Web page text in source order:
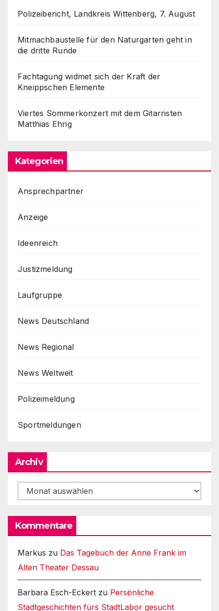
Polizeibericht, Landkreis Wittenberg, 7. August
Mitmachbaustelle für den Naturgarten geht in
die dritte Runde
Fachtagung widmet sich der Kraft der
Kneippschen Elemente
Viertes Sommerkonzert mit dem Gitarristen
Matthias Ehrig
Kategorien
Ansprechpartner
Anzeige
Ideenreich
Justizmeldung
Laufgruppe
News Deutschland
News Regional
News Weltweit
Polizeimeldung
Sportmeldungen
Archiv
Archiv
Kommentare
Markus zu Das Tagebuch der Anne Frank im
Alten Theater Dessau
Barbara Esch-Eckert zu Persönliche
Stadtgeschichten fürs StadtLabor gesucht